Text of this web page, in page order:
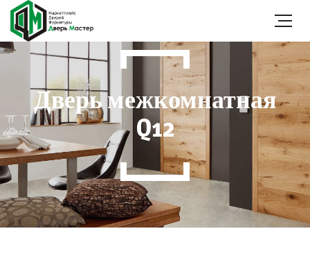
Дверь межкомнатная
Q12